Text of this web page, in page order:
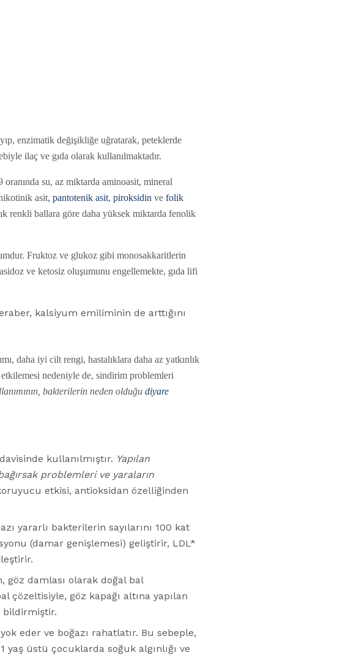
enzimatik değişikliğe uğratarak, peteklerde
ilaç ve gıda olarak kullanılmaktadır.
su, az miktarda aminoasit, mineral
asit, pantotenik asit, piroksidin ve folik
renkli ballara göre daha yüksek miktarda fenolik
Fruktoz ve glukoz gibi monosakkaritlerin
ve ketosiz oluşumunu engellemekte, gıda lifi
kalsiyum emiliminin de arttığını
daha iyi cilt rengi, hastalıklara daha az yatkınlık
etkilemesi nedeniyle de, sindirim problemleri
bakterilerin neden olduğu diyare
kullanılmıştır. Yapılan
problemleri ve yaraların
etkisi, antioksidan özelliğinden
yararlı bakterilerin sayılarını 100 kat
(damar genişlemesi) geliştirir, LDL*
göz damlası olarak doğal bal
çözeltisiyle, göz kapağı altına yapılan
bildirmiştir.
eder ve boğazı rahatlatır. Bu sebeple,
üstü çocuklarda soğuk algınlığı ve